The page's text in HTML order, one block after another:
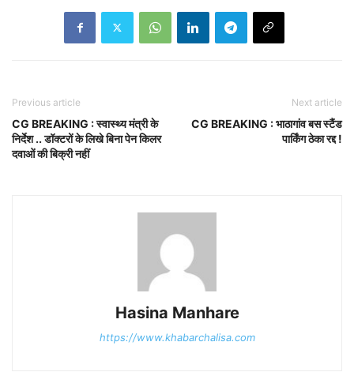
Previous article
CG BREAKING : स्वास्थ्य मंत्री के
निर्देश .. डॉक्टरों के लिखे बिना पेन किलर
दवाओं की बिक्री नहीं
Next article
CG BREAKING : भाठागांव बस स्टैंड
पार्किंग ठेका रद्द !
Hasina Manhare
https://www.khabarchalisa.com